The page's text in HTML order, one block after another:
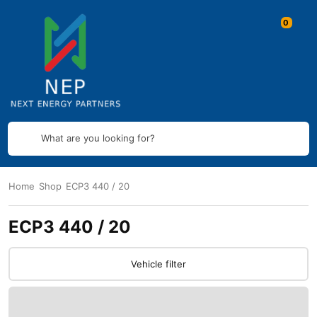
What are you looking for?
Home Shop ECP3 440 / 20
ECP3 440 / 20
Vehicle filter